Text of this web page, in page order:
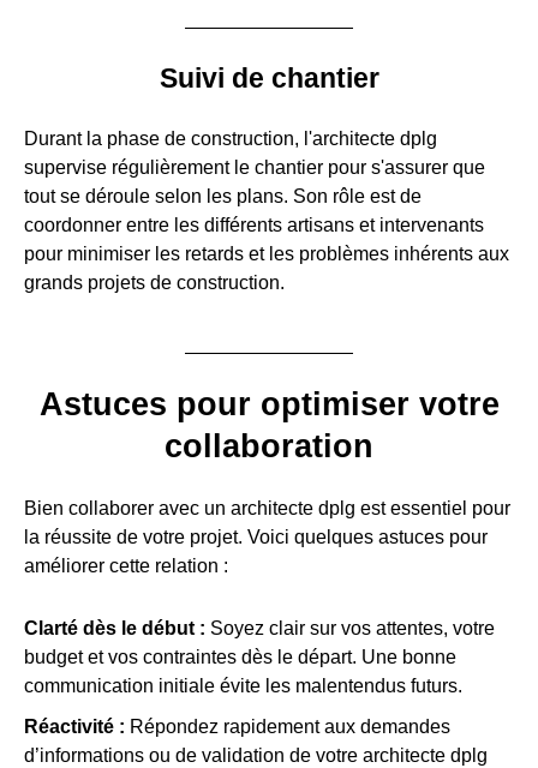
Suivi de chantier
Durant la phase de construction, l'architecte dplg
supervise régulièrement le chantier pour s'assurer que
tout se déroule selon les plans. Son rôle est de
coordonner entre les différents artisans et intervenants
pour minimiser les retards et les problèmes inhérents aux
grands projets de construction.
Astuces pour optimiser votre
collaboration
Bien collaborer avec un architecte dplg est essentiel pour
la réussite de votre projet. Voici quelques astuces pour
améliorer cette relation :
Clarté dès le début : Soyez clair sur vos attentes, votre
budget et vos contraintes dès le départ. Une bonne
communication initiale évite les malentendus futurs.
Réactivité : Répondez rapidement aux demandes
d’informations ou de validation de votre architecte dplg